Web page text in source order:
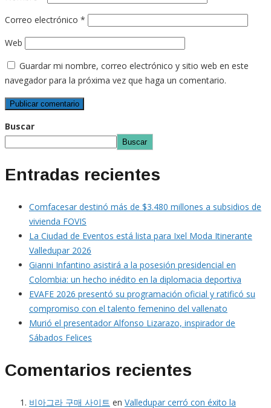
Correo electrónico *
Web
Guardar mi nombre, correo electrónico y sitio web en este
navegador para la próxima vez que haga un comentario.
Buscar
Buscar
Entradas recientes
Comfacesar destinó más de $3.480 millones a subsidios de
vivienda FOVIS
La Ciudad de Eventos está lista para Ixel Moda Itinerante
Valledupar 2026
Gianni Infantino asistirá a la posesión presidencial en
Colombia: un hecho inédito en la diplomacia deportiva
EVAFE 2026 presentó su programación oficial y ratificó su
compromiso con el talento femenino del vallenato
Murió el presentador Alfonso Lizarazo, inspirador de
Sábados Felices
Comentarios recientes
비아그라 구매 사이트 en Valledupar cerró con éxito la